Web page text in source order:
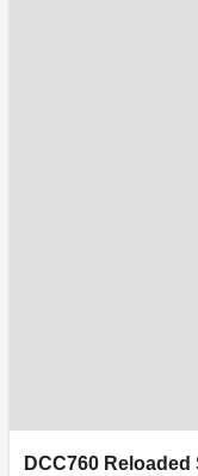
DCC760 Reloaded